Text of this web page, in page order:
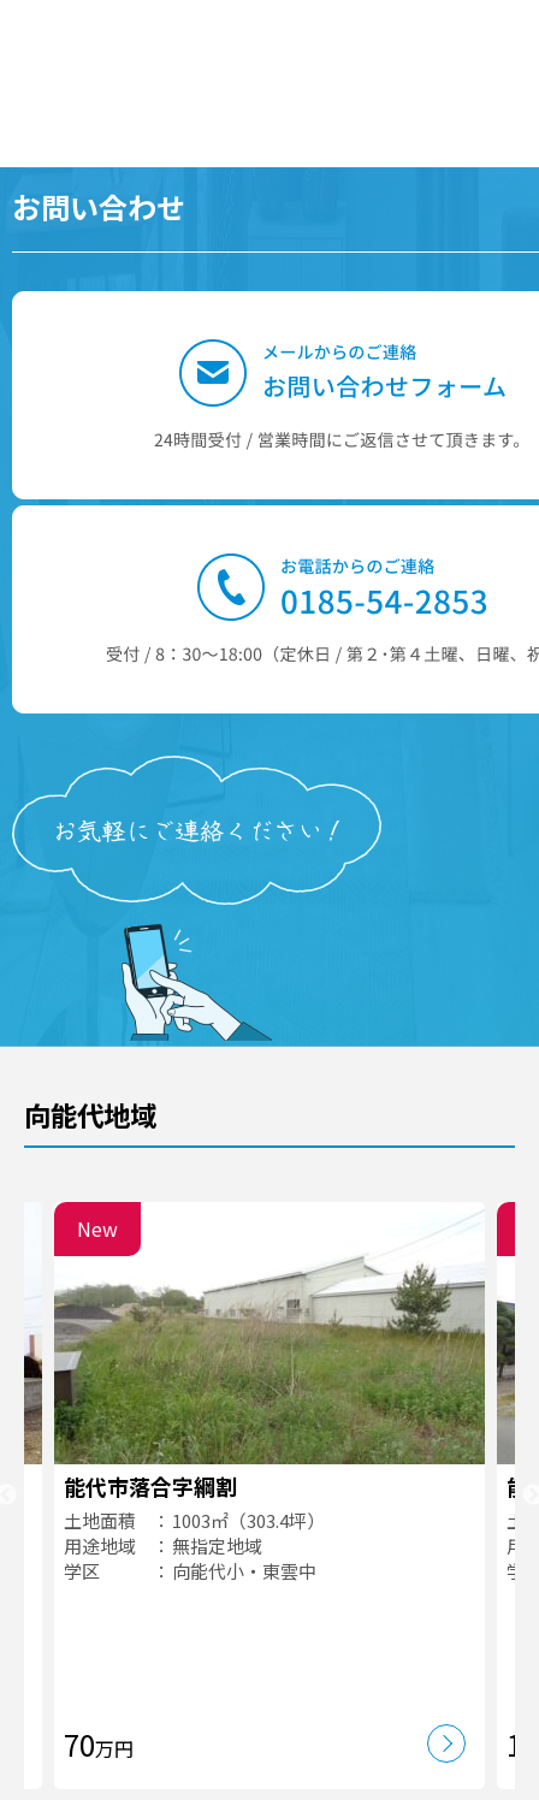
お問い合わせ
向能代地域
New
能代市落合字綱割
土地面積
1003㎡（303.4坪）
用途地域
無指定地域
学区
向能代小・東雲中
70万円
能
土
用
学